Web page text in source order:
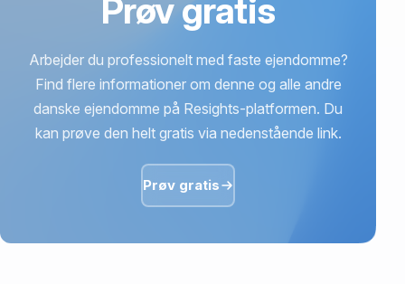
Prøv gratis
Arbejder du professionelt med faste ejendomme?
Find flere informationer om denne og alle andre
danske ejendomme på Resights-platformen. Du
kan prøve den helt gratis via nedenstående link.
Prøv gratis